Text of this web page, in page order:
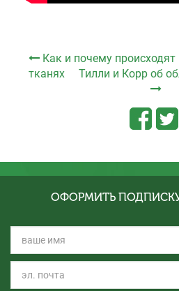
Как и почему
тканях
Тилли и Корр об
ОФОРМИТЬ